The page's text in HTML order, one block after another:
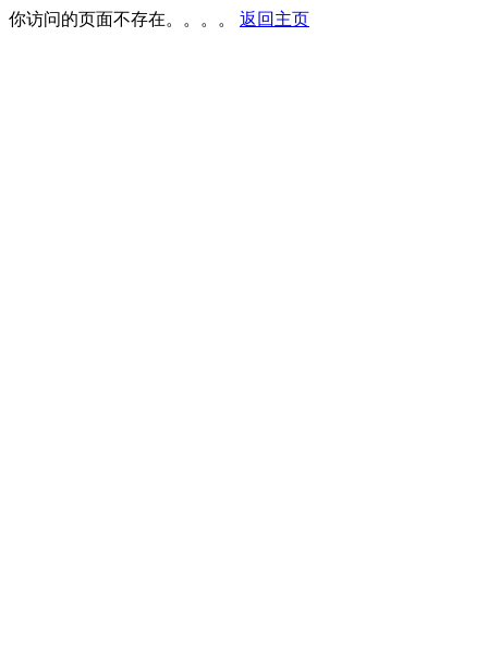
你访问的页面不存在。。。。 返回主页